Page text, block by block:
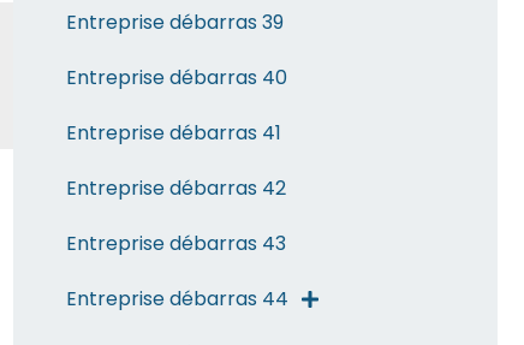
Entreprise débarras 39
Entreprise débarras 40
Entreprise débarras 41
Entreprise débarras 42
Entreprise débarras 43
Entreprise débarras 44